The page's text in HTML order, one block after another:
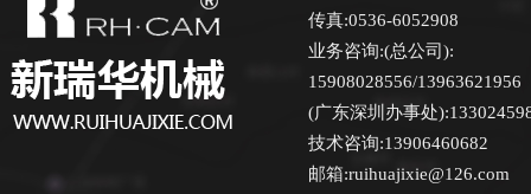
传真:0536-6052908
业务咨询:(总公司):
15908028556/13963621956
(广东深圳办事处
技术咨询:13906460682
邮箱:ruihuajixie@126.com